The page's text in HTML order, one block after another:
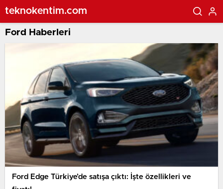
teknokentim.com
Ford Haberleri
Ford Edge Türkiye’de satışa çıktı: İşte özellikleri ve